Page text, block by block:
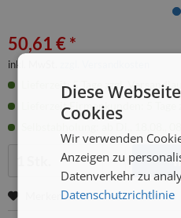
50,61 € *
inkl. MwSt.
Lieferzeit: 5 Tage zzgl.
Lieferzeit Firmenkunden: 5 Tage
Merken
Diese
Cookies
Wir verwenden
Anzeigen zu
Datenverkehr zu
Datenschutzrichtlinie